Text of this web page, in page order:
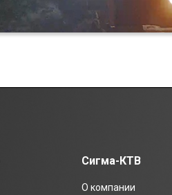
Сигма-КТВ
О компании